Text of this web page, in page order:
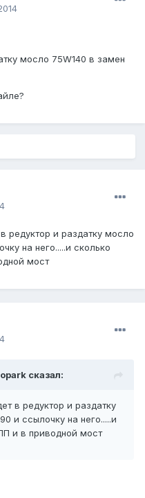
мосло 75W140 в замен
редуктор и раздатку мосло
на него.....и сколько
мост
сказал:
в редуктор и раздатку
и ссылочку на него.....и
и в приводной мост